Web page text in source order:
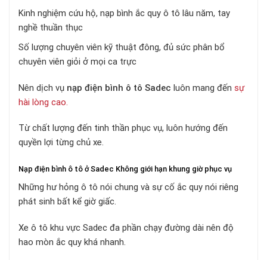
Kinh nghiệm cứu hộ, nạp bình ắc quy ô tô lâu năm, tay
nghề thuần thục
Số lượng chuyên viên kỹ thuật đông, đủ sức phân bổ
chuyên viên giỏi ở mọi ca trực
Nên dịch vụ nạp điện bình ô tô Sadec luôn mang đến sự
hài lòng cao.
Từ chất lượng đến tinh thần phục vụ, luôn hướng đến
quyền lợi từng chủ xe.
Nạp điện bình ô tô ở Sadec Không giới hạn khung giờ phục vụ
Những hư hỏng ô tô nói chung và sự cố ắc quy nói riêng
phát sinh bất kể giờ giấc.
Xe ô tô khu vực Sadec đa phần chạy đường dài nên độ
hao mòn ắc quy khá nhanh.